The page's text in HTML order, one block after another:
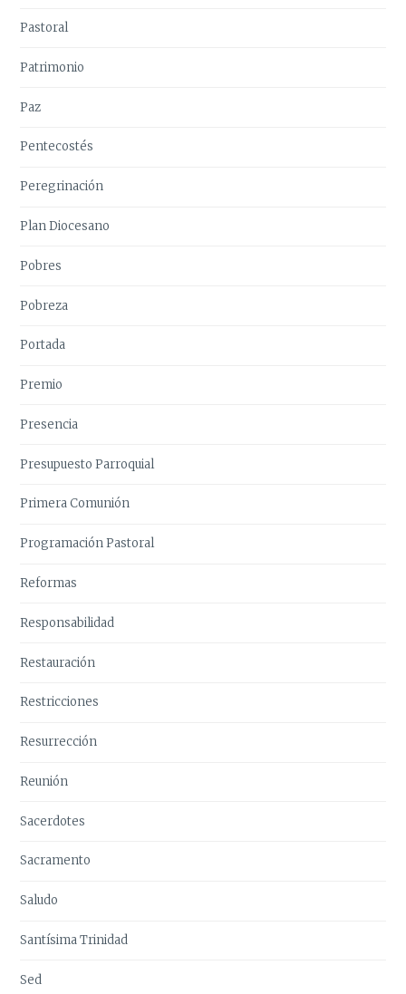
Pastoral
Patrimonio
Paz
Pentecostés
Peregrinación
Plan Diocesano
Pobres
Pobreza
Portada
Premio
Presencia
Presupuesto Parroquial
Primera Comunión
Programación Pastoral
Reformas
Responsabilidad
Restauración
Restricciones
Resurrección
Reunión
Sacerdotes
Sacramento
Saludo
Santísima Trinidad
Sed